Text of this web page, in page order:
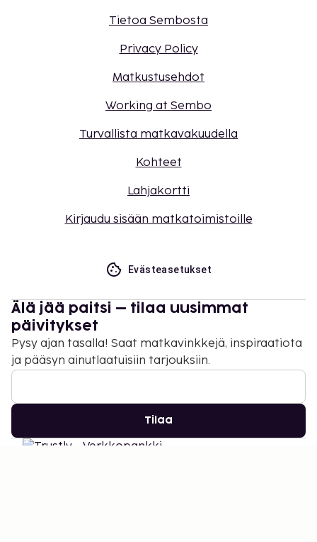
Tietoa Sembosta
Privacy Policy
Matkustusehdot
Working at Sembo
Turvallista matkavakuudella
Kohteet
Lahjakortti
Kirjaudu sisään matkatoimistoille
Evästeasetukset
Älä jää paitsi – tilaa uusimmat
päivitykset
Pysy ajan tasalla! Saat matkavinkkejä, inspiraatiota
ja pääsyn ainutlaatuisiin tarjouksiin.
Tilaa